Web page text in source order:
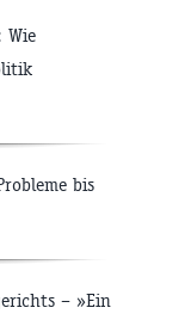
Wie
bis
– »Ein